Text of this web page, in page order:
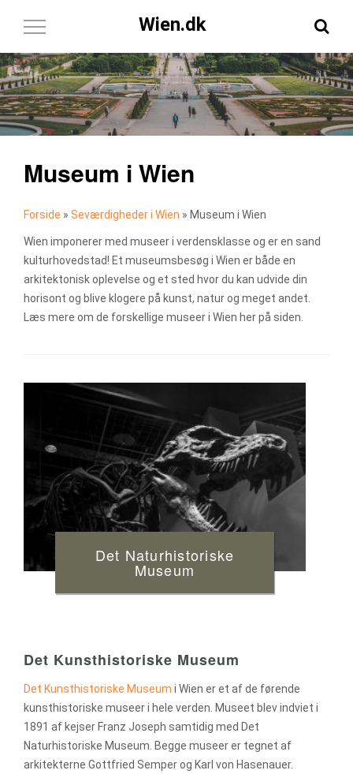
Wien.dk
Toggle
Museum i Wien
Forside » Seværdigheder i Wien » Museum i Wien
Wien imponerer med museer i verdensklasse og er en sand
kulturhovedstad! Et museumsbesøg i Wien er både en
arkitektonisk oplevelse og et sted hvor du kan udvide din
horisont og blive klogere på kunst, natur og meget andet.
Læs mere om de forskellige museer i Wien her på siden.
Det Naturhistoriske
Museum
Det Kunsthistoriske Museum
Det Kunsthistoriske Museum i Wien er et af de førende
kunsthistoriske museer i hele verden. Museet blev indviet i
1891 af kejser Franz Joseph samtidig med Det
Naturhistoriske Museum. Begge museer er tegnet af
arkitekterne Gottfried Semper og Karl von Hasenauer.